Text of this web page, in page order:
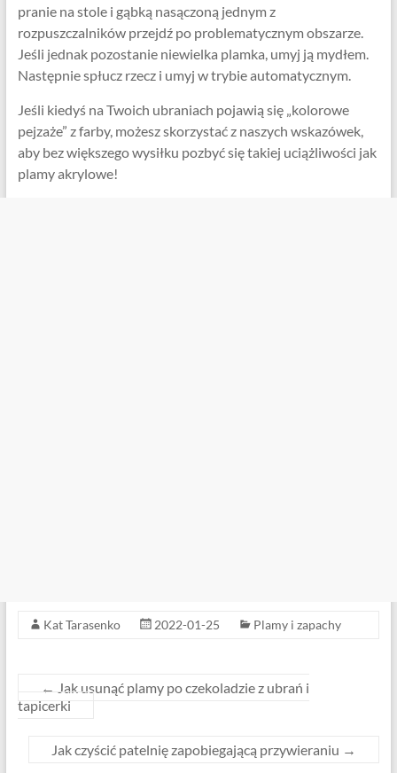
pranie na stole i gąbką nasączoną jednym z
rozpuszczalników przejdź po problematycznym obszarze.
Jeśli jednak pozostanie niewielka plamka, umyj ją mydłem.
Następnie spłucz rzecz i umyj w trybie automatycznym.
Jeśli kiedyś na Twoich ubraniach pojawią się „kolorowe
pejzaże” z farby, możesz skorzystać z naszych wskazówek,
aby bez większego wysiłku pozbyć się takiej uciążliwości jak
plamy akrylowe!
Kat Tarasenko 2022-01-25 Plamy i zapachy
← Jak usunąć plamy po czekoladzie z ubrań i
tapicerki
Jak czyścić patelnię zapobiegającą przywieraniu →